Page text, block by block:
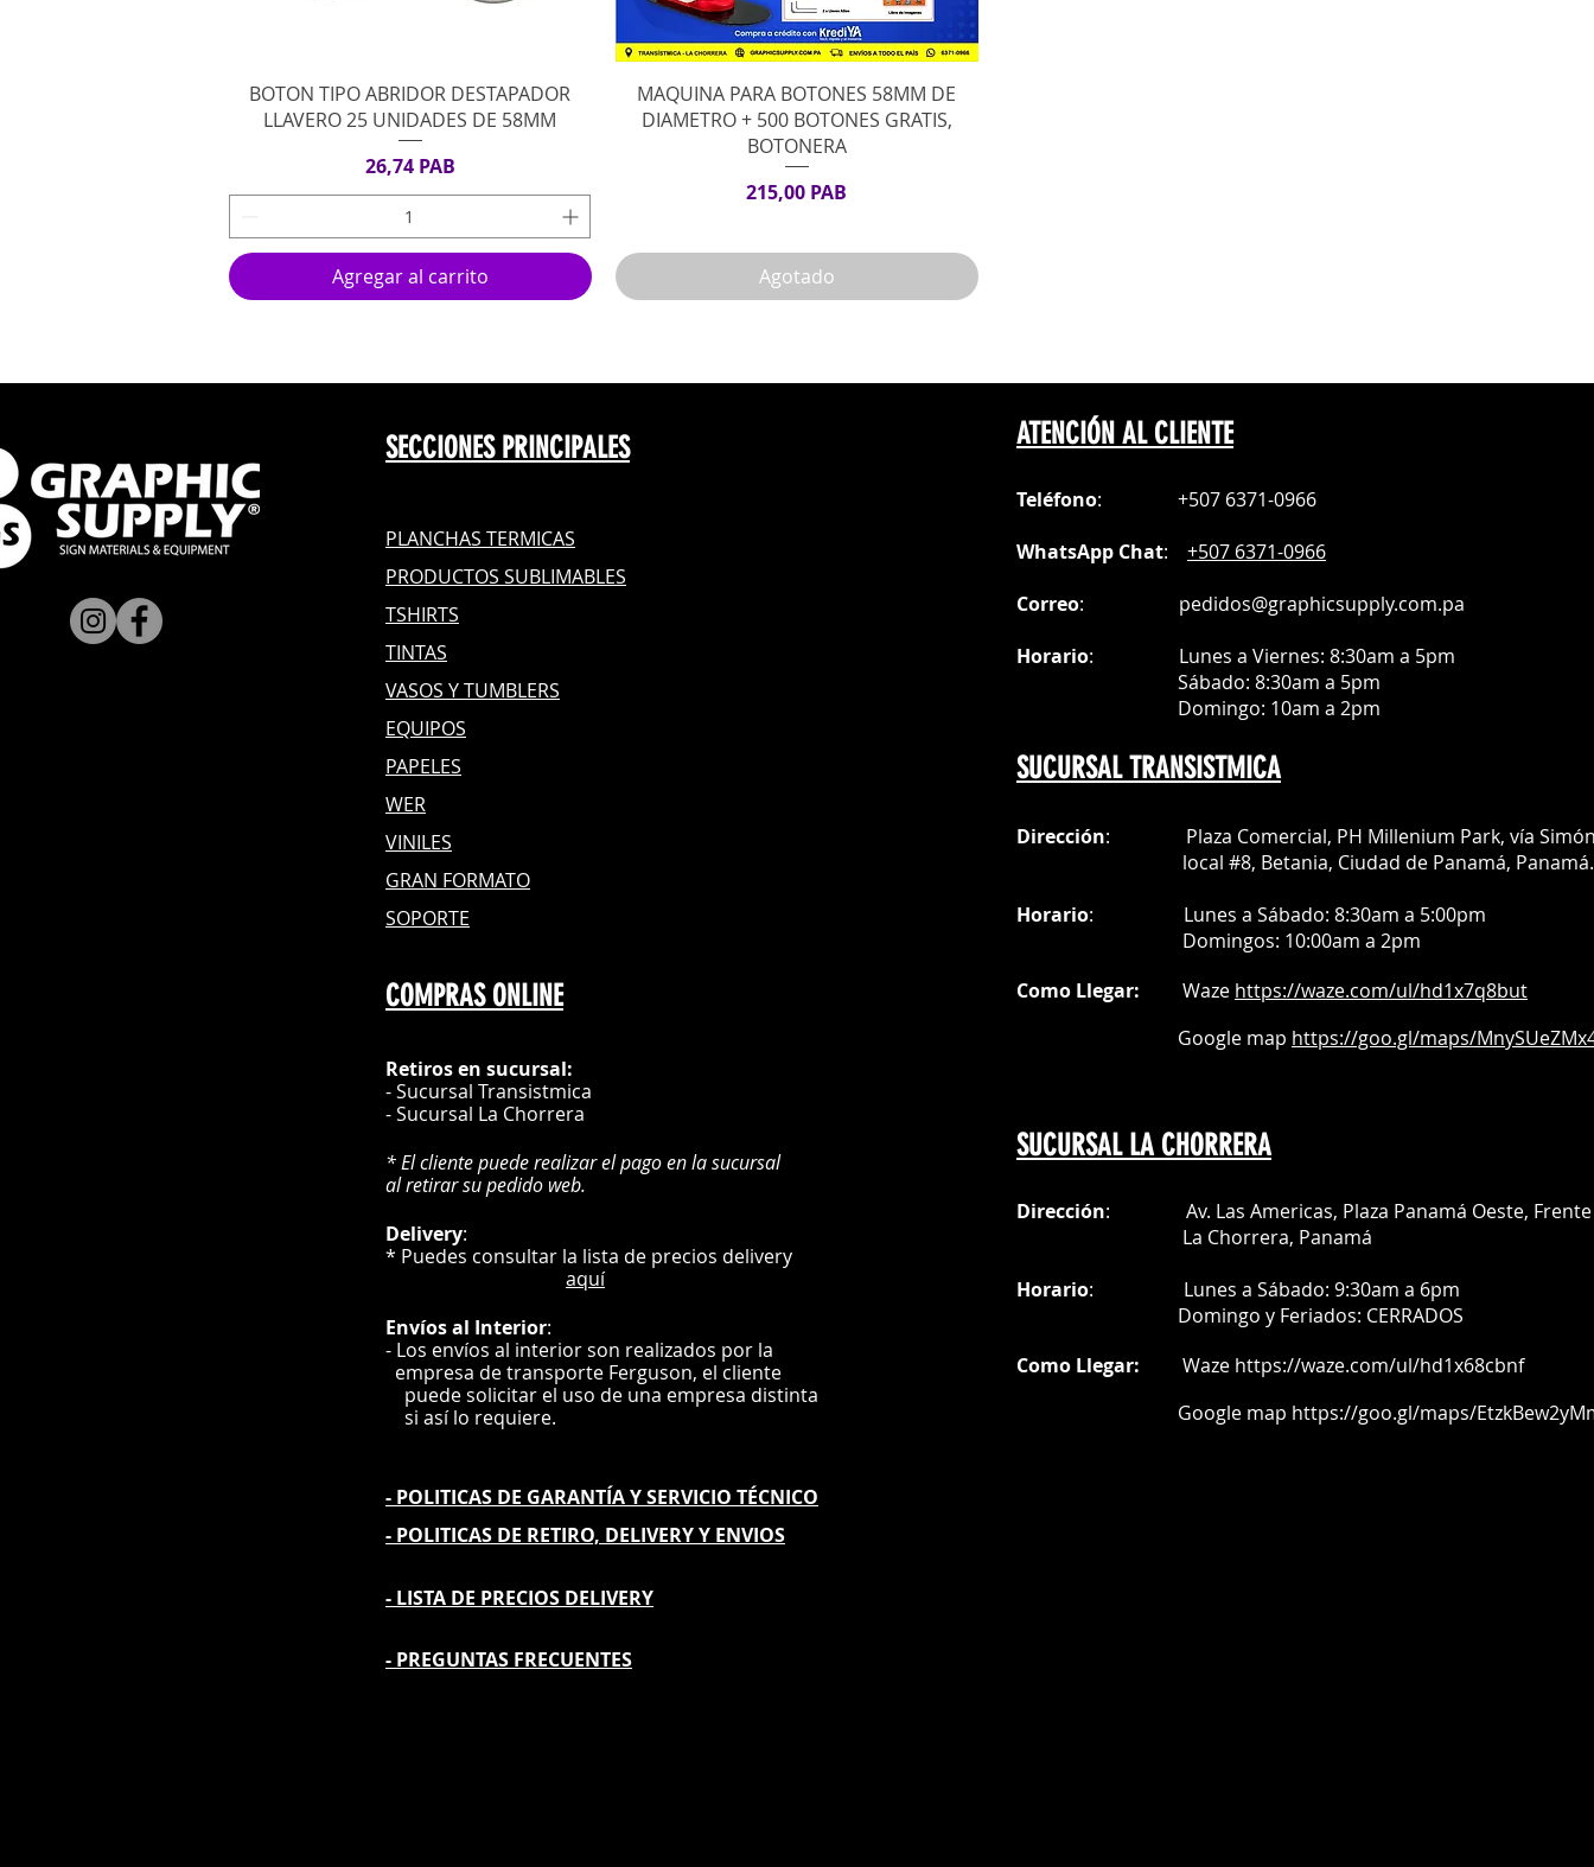
Vista rápida
BOTON TIPO ABRIDOR DESTAPADOR
LLAVERO 25 UNIDADES DE 58MM
Precio
26,74 PAB
Agregar al carrito
Vista rápida
MAQUINA PARA BOTONES 58MM DE
DIAMETRO + 500 BOTONES GRATIS,
BOTONERA
Precio
215,00 PAB
Agotado
SECCIONES PRINCIPALES
PLANCHAS TERMICAS
PRODUCTOS SUBLIMABLES
TSHIRTS
TINTAS
VASOS Y TUMBLERS
EQUIPOS
PAPELES
WER
VINILES
GRAN FORMATO
SOPORTE
COMPRAS ONLINE
Retiros en sucursal:
- Sucursal Transistmica
- Sucursal La Chorrera
* El cliente puede realizar el pago en la sucursal
al retirar su pedido web.
Delivery:
* Puedes consultar la lista de precios delivery
aquí
Envíosal Interior:
- Los envíos al interior son realizados por la
empresa de transporte Ferguson, el cliente
puede solicitar el uso de una empresa distinta
si así lo requiere.
- POLITICAS DE GARANTÍAY SERVICIO TÉCNICO
- POLITICAS DE RETIRO, DELIVERY Y ENVIOS
- LISTA DE PRECIOS DELIVERY
- PREGUNTAS FRECUENTES
ATENCIÓN AL CLIENTE
Teléfono: +507 6371-0966
WhatsApp Chat: +507 6371-0966
Correo: pedidos@graphicsupply.com.pa
Horario: Lunes a Viernes: 8:30am a 5pm
Sábado: 8:30am a 5pm
Domingo: 10am a 2pm
SUCURSAL TRANSISTMICA
Dirección: Plaza Comercial, PH Millenium Park, vía
local #8, Betania, Ciudad de Panamá, Panamá.
Horario: Lunes a Sábado: 8:30am a 5:00pm
Domingos: 10:00am a 2pm
Como Llegar: Waze https://waze.com/ul/hd1x7q8but
Google map https://goo.gl/maps/
SUCURSAL LA CHORRERA
Dirección: Av. Las Americas, Plaza Panamá Oeste, Frente
La Chorrera, Panamá
Horario: Lunes a Sábado: 9:30am a 6pm
Domingo y Feriados: CERRADOS
Como Llegar: Waze https://waze.com/ul/hd1x68cbnf
Google map https://goo.gl/maps/